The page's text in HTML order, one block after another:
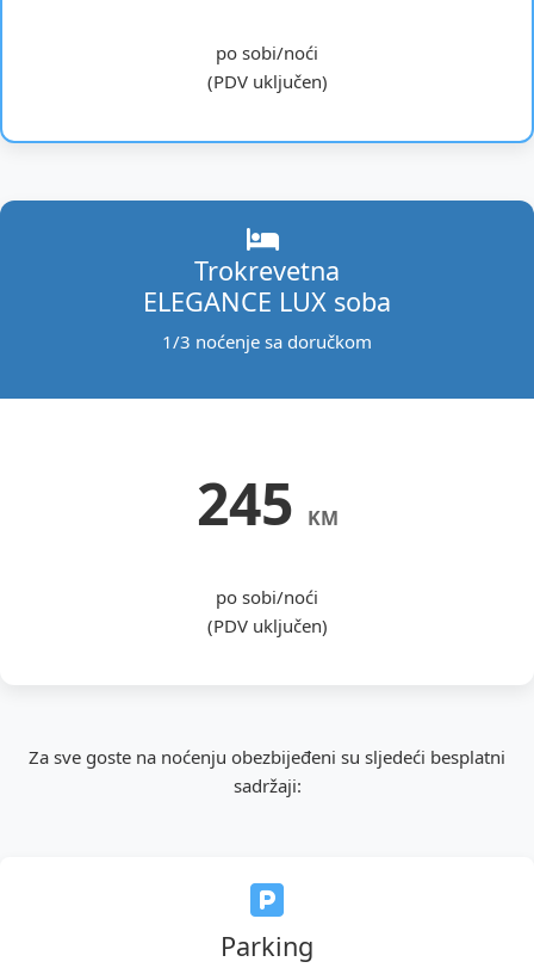
po sobi/noći
(PDV uključen)
Trokrevetna
ELEGANCE LUX soba
1/3 noćenje sa doručkom
245 KM
po sobi/noći
(PDV uključen)
Za sve goste na noćenju obezbijeđeni su sljedeći besplatni
sadržaji:
Parking